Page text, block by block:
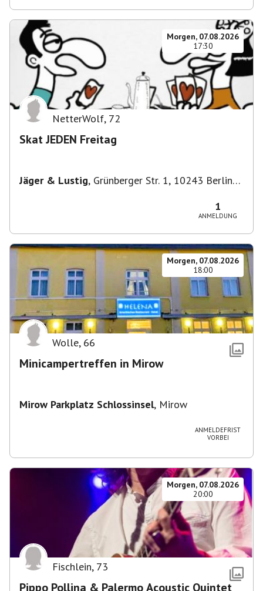
Morgen, 07.08.2026
17:30
NetterWolf, 72
Skat JEDEN Freitag
Jäger & Lustig, Grünberger Str. 1, 10243 Berlin-
1
ANMELDUNG
Morgen, 07.08.2026
18:00
Wolle, 66
Minicampertreffen in Mirow
Mirow Parkplatz Schlossinsel, Mirow
ANMELDEFRIST
VORBEI
Morgen, 07.08.2026
20:00
Fischlein, 73
Pippo Pollina & Palermo Acoustic Quintet